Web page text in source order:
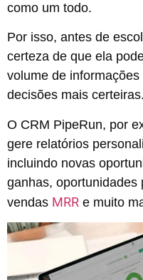
como um todo.
Por isso, antes de
certeza de que ela
volume de
decisões mais certeiras.
O CRM PipeRun, por
gere relatórios
incluindo novas
ganhas, oportunidades
vendas MRR e muito